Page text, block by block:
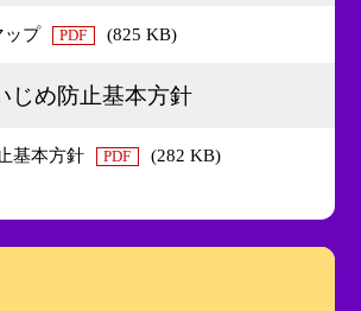
ップ PDF (825 KB)
じめ防止基本方針
基本方針 PDF (282 KB)